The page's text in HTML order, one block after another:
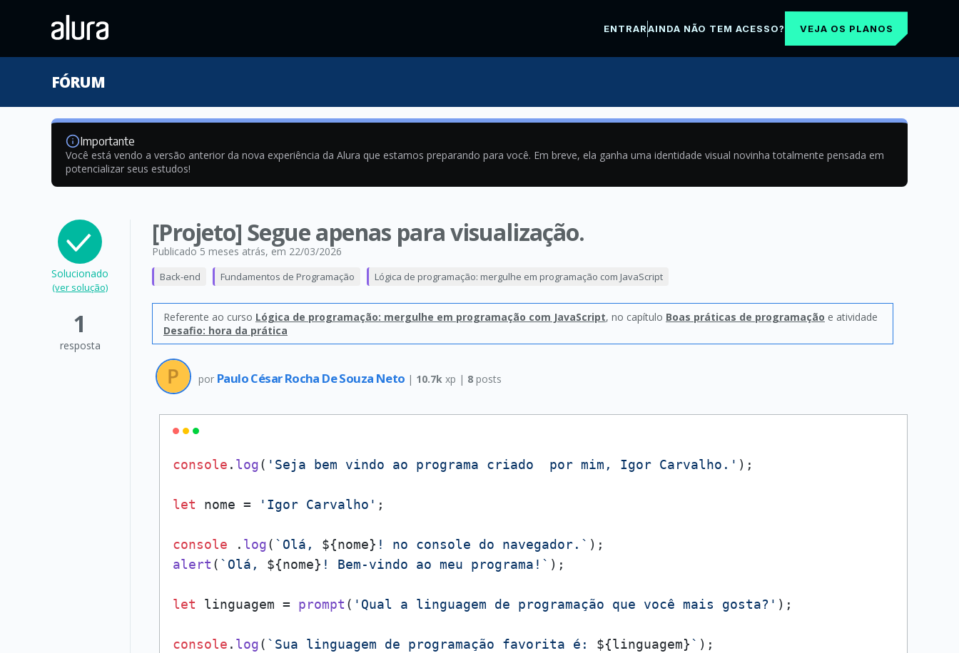
ENTRARAINDA NÃO TEM ACESSO? VEJA OS PLANOS
FÓRUM
Importante
Você está vendo a versão anterior da nova experiência da Alura que estamos preparando para você. Em breve, ela ganha uma identidade visual novinha totalmente pensada em
potencializar seus estudos!
Solucionado
(ver solução)
1
resposta
[Projeto] Segue apenas para visualização.
Publicado 5 meses atrás, em 22/03/2026
Back-end Fundamentos de Programação Lógica de programação: mergulhe em programação com JavaScript
Referente ao curso Lógica de programação: mergulhe em programação com JavaScript, no capítulo Boas práticas de programação e atividade
Desafio: hora da prática
por Paulo César Rocha De Souza Neto | 10.7k xp | 8posts
console . log( 'Seja bem vindo ao programa criado  por mim, Igor Carvalho.' );
let nome = 'Igor Carvalho' ;
console . log( `Olá, ${nome} ! no console do navegador.`
alert ( `Olá, ${nome} ! Bem-vindo ao meu programa!` );
let linguagem = prompt ( 'Qual a linguagem de programação que você mais gosta?' );
console . log( `Sua linguagem de programação favorita é: ${linguagem}` );